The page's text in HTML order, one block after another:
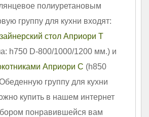
полиуретановым
группу для кухни входят:
стол Априори Т
h750 D-800/1000/1200 мм.) и
Априори С (h850
группу для кухни
купить в нашем интернет
понравившейся вам